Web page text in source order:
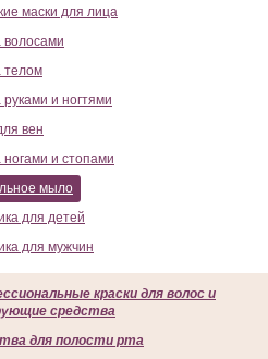
маски для лица
волосами
телом
руками и ногтями
вен
ногами и стопами
мыло
для детей
для мужчин
краски для волос и
средства
для полости рта